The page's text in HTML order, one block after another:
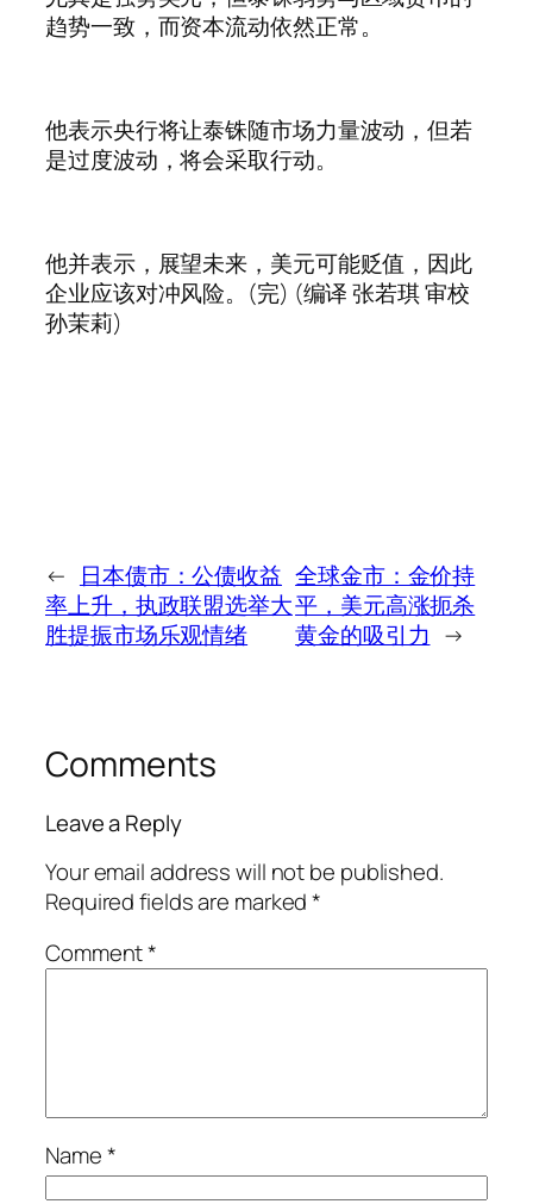
趋势一致，而资本流动依然正常。
他表示央行将让泰铢随市场力量波动，但若
是过度波动，将会采取行动。
他并表示，展望未来，美元可能贬值，因此
企业应该对冲风险。(完) (编译 张若琪 审校
孙茉莉)
←
日本债市：公债收益
率上升，执政联盟选举大
胜提振市场乐观情绪
全球金市：金价持
平，美元高涨扼杀
黄金的吸引力 →
Comments
Leave a Reply
Your email address will not be published.
Required fields are marked*
Comment*
Name*